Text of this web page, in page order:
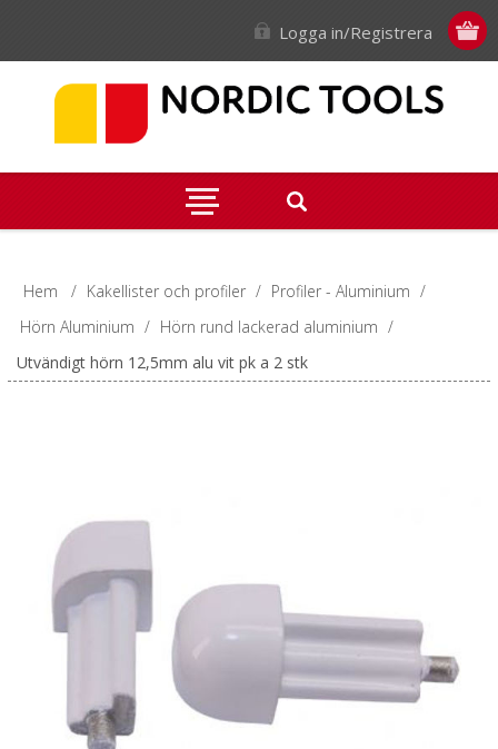
Logga in/Registrera
Hem / Kakellister och profiler / Profiler - Aluminium /
Hörn Aluminium / Hörn rund lackerad aluminium /
Utvändigt hörn 12,5mm alu vit pk a 2 stk